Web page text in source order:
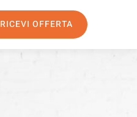
RICEVI OFFERTA